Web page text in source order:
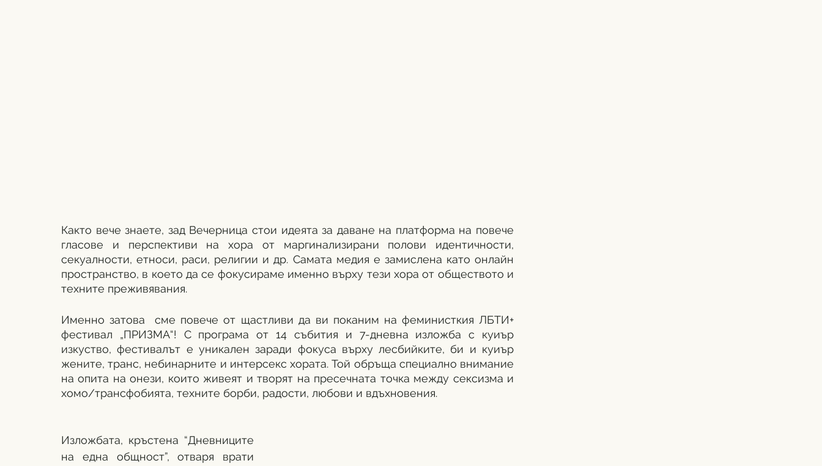
Както вече знаете, зад Вечерница стои идеята за даване на платформа на повече
гласове и перспективи на хора от маргинализирани полови идентичности,
секуалности, етноси, раси, религии и др. Самата медия е замислена като онлайн
пространство, в което да се фокусираме именно върху тези хора от обществото и
техните преживявания.
Именно затова  сме повече от щастливи да ви поканим на феминисткия ЛБТИ+
фестивал „ПРИЗМА“! С програма от 14 събития и 7-дневна изложба с куиър
изкуство, фестивалът е уникален заради фокуса върху лесбийките, би и куиър
жените, транс, небинарните и интерсекс хората. Той обръща специално внимание
на опита на онези, които живеят и творят на пресечната точка между сексизма и
хомо/трансфобията, техните борби, радости, любови и вдъхновения.
Изложбата, кръстена “Дневниците
на една общност”, отваря врати